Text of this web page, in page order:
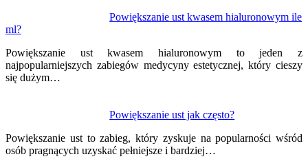
Powiększanie ust kwasem hialuronowym ile
ml?
Powiększanie ust kwasem hialuronowym to jeden z
najpopularniejszych zabiegów medycyny estetycznej, który cieszy
się dużym…
Powiększanie ust jak często?
Powiększanie ust to zabieg, który zyskuje na popularności wśród
osób pragnących uzyskać pełniejsze i bardziej…